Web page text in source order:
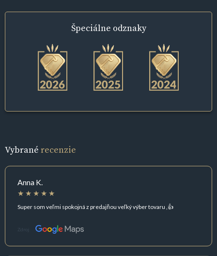
Špeciálne odznaky
Vybrané recenzie
Anna K.
Super som veľmi spokojná z predajňou veľký výber tovaru ,👍
Zdroj: